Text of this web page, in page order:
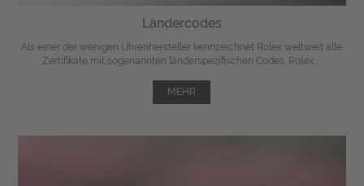
Ländercodes
Als einer der wenigen Uhrenhersteller kennzeichnet Rolex weltweit alle
Zertifikate mit sogenannten länderspezifischen Codes. Rolex ...
MEHR